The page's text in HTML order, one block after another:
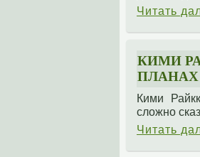
Читать
КИМИ
ПЛАНАХ
Кими
сложно
Читать